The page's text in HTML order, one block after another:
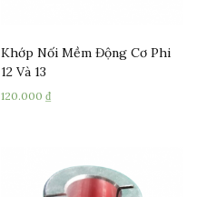
Khớp Nối Mềm Động Cơ Phi
12 Và 13
120.000₫